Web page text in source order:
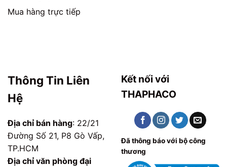
Mua hàng trực tiếp
Thông Tin Liên
Hệ
Địa chỉ bán hàng: 22/21
Đường Số 21, P8 Gò Vấp,
TP.HCM
Địa chỉ văn phòng đại
Kết nối với
THAPHACO
Đã thông báo với bộ công
thương